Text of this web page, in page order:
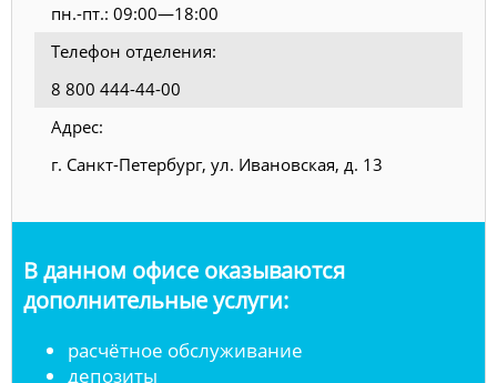
пн.-пт.: 09:00—18:00
Телефон отделения:
8 800 444-44-00
Адрес:
г. Санкт-Петербург, ул. Ивановская, д. 13
В данном офисе оказываются
дополнительные услуги:
расчётное обслуживание
депозиты